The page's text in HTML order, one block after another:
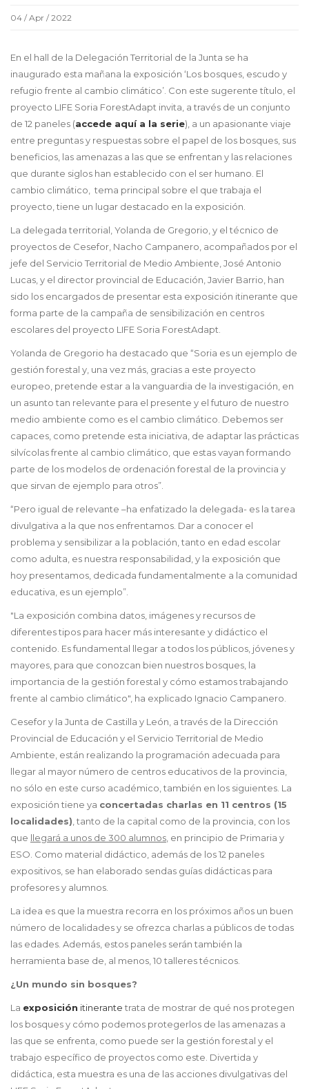
04 / Apr / 2022
En el hall de la Delegación Territorial de la Junta se ha
inaugurado esta mañana la exposición ‘Los bosques, escudo y
refugio frente al cambio climático’. Con este sugerente título, el
proyecto LIFE Soria ForestAdapt invita, a través de un conjunto
de 12 paneles (accede aquí a la serie), a un apasionante viaje
entre preguntas y respuestas sobre el papel de los bosques, sus
beneficios, las amenazas a las que se enfrentan y las relaciones
que durante siglos han establecido con el ser humano. El
cambio climático, tema principal sobre el que trabaja el
proyecto, tiene un lugar destacado en la exposición.
La delegada territorial, Yolanda de Gregorio, y el técnico de
proyectos de Cesefor, Nacho Campanero, acompañados por el
jefe del Servicio Territorial de Medio Ambiente, José Antonio
Lucas, y el director provincial de Educación, Javier Barrio, han
sido los encargados de presentar esta exposición itinerante que
forma parte de la campaña de sensibilización en centros
escolares del proyecto LIFE Soria ForestAdapt.
Yolanda de Gregorio ha destacado que “Soria es un ejemplo de
gestión forestal y, una vez más, gracias a este proyecto
europeo, pretende estar a la vanguardia de la investigación, en
un asunto tan relevante para el presente y el futuro de nuestro
medio ambiente como es el cambio climático. Debemos ser
capaces, como pretende esta iniciativa, de adaptar las prácticas
silvícolas frente al cambio climático, que estas vayan formando
parte de los modelos de ordenación forestal de la provincia y
que sirvan de ejemplo para otros”.
“Pero igual de relevante –ha enfatizado la delegada- es la tarea
divulgativa a la que nos enfrentamos. Dar a conocer el
problema y sensibilizar a la población, tanto en edad escolar
como adulta, es nuestra responsabilidad, y la exposición que
hoy presentamos, dedicada fundamentalmente a la comunidad
educativa, es un ejemplo”.
"La exposición combina datos, imágenes y recursos de
diferentes tipos para hacer más interesante y didáctico el
contenido. Es fundamental llegar a todos los públicos, jóvenes y
mayores, para que conozcan bien nuestros bosques, la
importancia de la gestión forestal y cómo estamos trabajando
frente al cambio climático", ha explicado Ignacio Campanero.
Cesefor y la Junta de Castilla y León, a través de la Dirección
Provincial de Educación y el Servicio Territorial de Medio
Ambiente, están realizando la programación adecuada para
llegar al mayor número de centros educativos de la provincia,
no sólo en este curso académico, también en los siguientes. La
exposición tiene ya concertadas charlas en 11 centros (15
localidades), tanto de la capital como de la provincia, con los
que llegará a unos de 300 alumnos, en principio de Primaria y
ESO. Como material didáctico, además de los 12 paneles
expositivos, se han elaborado sendas guías didácticas para
profesores y alumnos.
La idea es que la muestra recorra en los próximos años un buen
número de localidades y se ofrezca charlas a públicos de todas
las edades. Además, estos paneles serán también la
herramienta base de, al menos, 10 talleres técnicos.
¿Un mundo sin bosques?
La exposición itinerante trata de mostrar de qué nos protegen
los bosques y cómo podemos protegerlos de las amenazas a
las que se enfrenta, como puede ser la gestión forestal y el
trabajo específico de proyectos como este. Divertida y
didáctica, esta muestra es una de las acciones divulgativas del